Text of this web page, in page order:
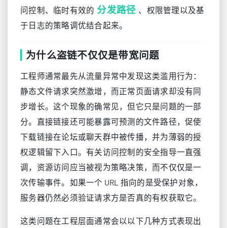
问控制、临时有效的 分发路径 、权限管理以及基
于日志的策略调优结合起来。
为什么盗链不仅仅是带宽问题
工程师通常最先从流量异常中发现这类滥用行为：
静态文件请求突然激增，而正常页面请求却没有同
步增长。这个现象的确常见，但它只是问题的一部
分。直接链接还可能暴露可预测的文件路径，促使
下载链接在论坛或聊天群中被传播，并为薄弱的授
权逻辑留下入口。有关访问控制的安全指导一直强
调，资源访问应当被视为策略决策，而不仅仅是一
次传输事件。如果一个 URL 指向的是受保护对象，
服务器仍然必须验证请求方是否真的有权获取它。
这类问题在工程层面通常会以以下几种方式表现出